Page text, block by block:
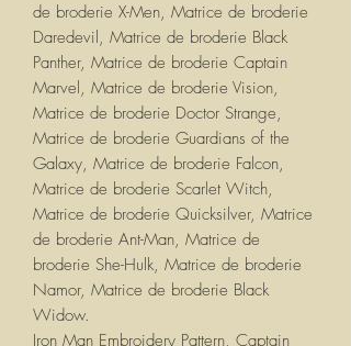
de broderie X-Men, Matrice de broderie
Daredevil, Matrice de broderie Black
Panther, Matrice de broderie Captain
Marvel, Matrice de broderie Vision,
Matrice de broderie Doctor Strange,
Matrice de broderie Guardians of the
Galaxy, Matrice de broderie Falcon,
Matrice de broderie Scarlet Witch,
Matrice de broderie Quicksilver, Matrice
de broderie Ant-Man, Matrice de
broderie She-Hulk, Matrice de broderie
Namor, Matrice de broderie Black
Widow.
Iron Man Embroidery Pattern, Captain